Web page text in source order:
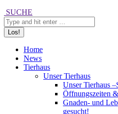
Search:
SUCHE
Home
News
Tierhaus
Unser Tierhaus
Unser Tierhaus –
Öffnungszeiten
Gnaden- und
gesucht!